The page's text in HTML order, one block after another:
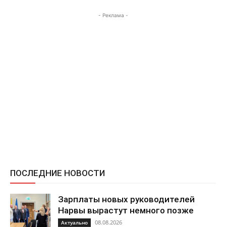
- Реклама -
ПОСЛЕДНИЕ НОВОСТИ
Зарплаты новых руководителей
Нарвы вырастут немного позже
Актуально 08.08.2026